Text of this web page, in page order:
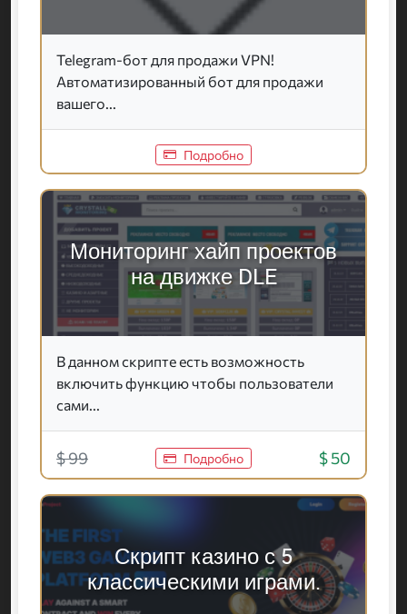
Telegram-бот для продажи VPN!
Автоматизированный бот для продажи
вашего...
Подробно
Мониторинг хайп проектов
на движке DLE
В данном скрипте есть возможность
включить функцию чтобы пользователи
сами...
$ 99 Подробно $ 50
Скрипт казино с 5
классическими играми.